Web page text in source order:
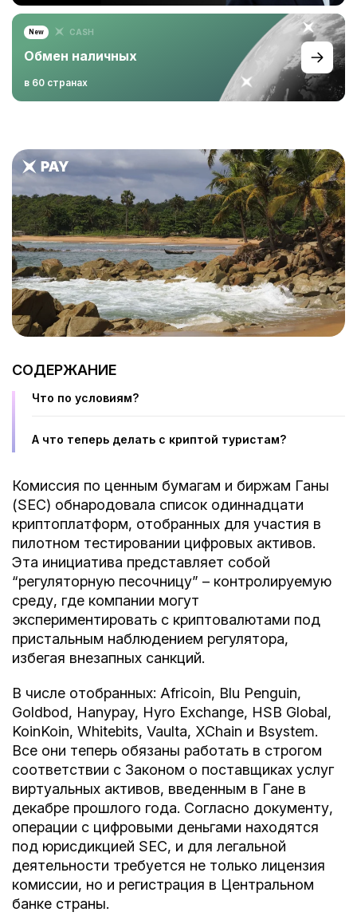
CASH
Обмен наличных
в 60 странах
New
СОДЕРЖАНИЕ
Что по условиям?
А что теперь делать с криптой туристам?
Комиссия по ценным бумагам и биржам Ганы
(SEC) обнародовала список одиннадцати
криптоплатформ, отобранных для участия в
пилотном тестировании цифровых активов.
Эта инициатива представляет собой
“регуляторную песочницу” – контролируемую
среду, где компании могут
экспериментировать с криптовалютами под
пристальным наблюдением регулятора,
избегая внезапных санкций.
В числе отобранных: Africoin, Blu Penguin,
Goldbod, Hanypay, Hyro Exchange, HSB Global,
KoinKoin, Whitebits, Vaulta, XChain и Bsystem.
Все они теперь обязаны работать в строгом
соответствии с Законом о поставщиках услуг
виртуальных активов, введенным в Гане в
декабре прошлого года. Согласно документу,
операции с цифровыми деньгами находятся
под юрисдикцией SEC, и для легальной
деятельности требуется не только лицензия
комиссии, но и регистрация в Центральном
банке страны.